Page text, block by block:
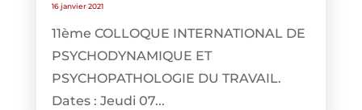
16 janvier 2021
11ème COLLOQUE INTERNATIONAL DE
PSYCHODYNAMIQUE ET
PSYCHOPATHOLOGIE DU TRAVAIL.
Dates : Jeudi 07...